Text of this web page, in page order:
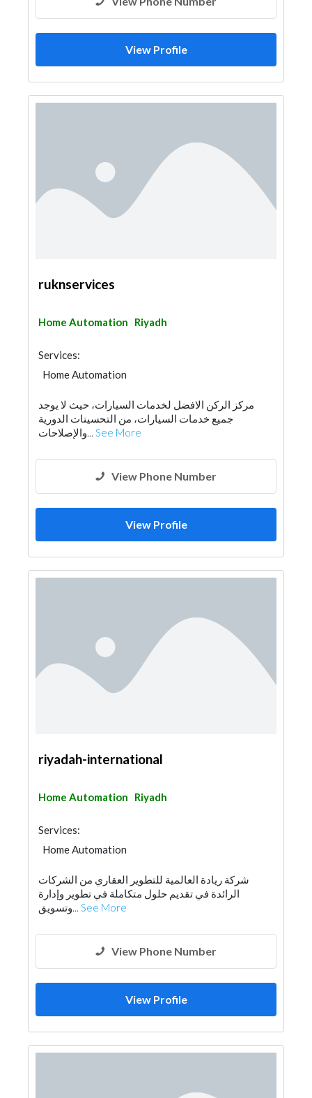
View Profile
ruknservices
Home Automation Riyadh
Services:
Home Automation
مركز الركن الافضل لخدمات السيارات، حيث لا يوجد
جميع خدمات السيارات، من التحسينات الدورية
والإصلاحات... See More
View Phone Number
View Profile
riyadah-international
Home Automation Riyadh
Services:
Home Automation
شركة ريادة العالمية للتطوير العقاري من الشركات
الرائدة في تقديم حلول متكاملة في تطوير وإدارة
وتسويق... See More
View Phone Number
View Profile